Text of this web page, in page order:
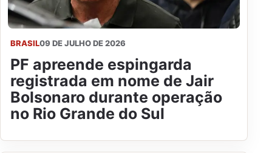
BRASIL09 DE JULHO DE 2026
PF apreende espingarda
registrada em nome de Jair
Bolsonaro durante operação
no Rio Grande do Sul